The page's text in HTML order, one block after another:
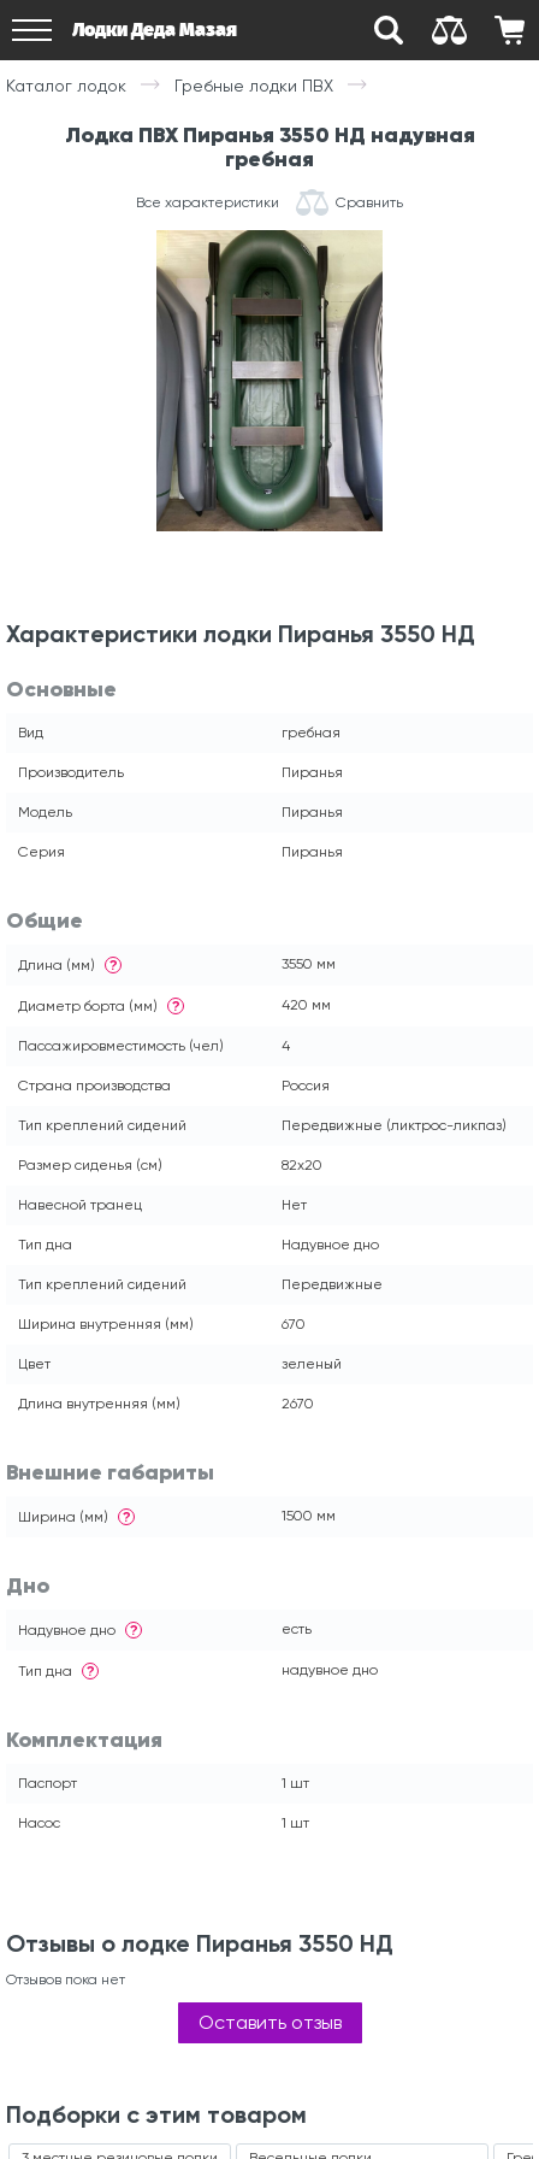
Лодки Деда Мазая
Каталог лодок Гребные лодки ПВХ
Лодка ПВХ Пиранья 3550 НД надувная
гребная
Все характеристики Сравнить
Характеристики лодки Пиранья 3550 НД
Основные
Вид гребная
Производитель Пиранья
Модель Пиранья
Серия Пиранья
Общие
Длина (мм) ? 3550 мм
Диаметр борта (мм) ? 420 мм
Пассажировместимость (чел) 4
Страна производства Россия
Тип креплений сидений Передвижные (ликтрос-ликпаз)
Размер сиденья (см) 82x20
Навесной транец Нет
Тип дна Надувное дно
Тип креплений сидений Передвижные
Ширина внутренняя (мм) 670
Цвет зеленый
Длина внутренняя (мм) 2670
Внешние габариты
Ширина (мм) ? 1500 мм
Дно
Надувное дно ? есть
Тип дна ? надувное дно
Комплектация
Паспорт 1 шт
Насос 1 шт
Отзывы о лодке Пиранья 3550 НД
Отзывов пока нет
Оставить отзыв
Подборки с этим товаром